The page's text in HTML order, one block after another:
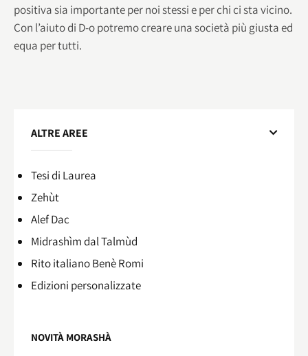
positiva sia importante per noi stessi e per chi ci sta vicino.
Con l’aiuto di D-o potremo creare una società più giusta ed
equa per tutti.
ALTRE AREE
Tesi di Laurea
Zehùt
Alef Dac
Midrashìm dal Talmùd
Rito italiano Benè Romi​
Edizioni personalizzate
NOVITÀ MORASHÀ